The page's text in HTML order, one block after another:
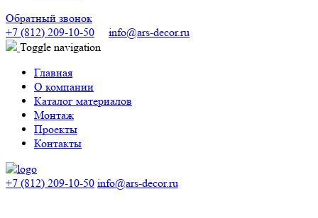
Обратный звонок
+7 (812) 209-10-50
info@ars-decor.ru
Toggle navigation
Главная
О компании
Каталог материалов
Монтаж
Проекты
Контакты
+7 (812) 209-10-50 info@ars-decor.ru